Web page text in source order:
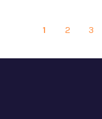
1 2 3